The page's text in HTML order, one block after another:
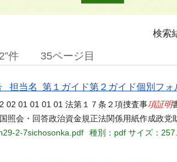
検索
件 35ページ目
担当名 第１ガイド第２ガイド個別フォ
02 01 01 01 01 法第１７条２項捜査事項証明
照会・回答政治資金規正法関係用紙作成政党
2-7sichosonka.pdf
種別：pdf サイズ：